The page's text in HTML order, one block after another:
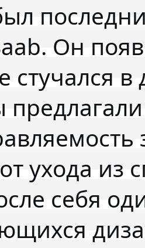
Он
стучался
ухода из
себя